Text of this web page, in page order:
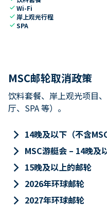
checkWi-Fi
check 岸上观光行程
checkSPA
MSC邮轮取消政策
饮料套餐、岸上观光项目
厅、SPA 等）。
keyboard_arrow_right 14晚及以下（不含
keyboard_arrow_right MSC游艇会 – 14晚及
keyboard_arrow_right 15晚及以上的邮轮
keyboard_arrow_right 2026年环球邮轮
keyboard_arrow_right 2027年环球邮轮